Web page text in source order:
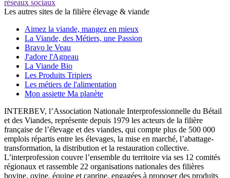
réseaux sociaux
Les autres sites de la filière élevage & viande
Aimez la viande, mangez en mieux
La Viande, des Métiers, une Passion
Bravo le Veau
J'adore l'Agneau
La Viande Bio
Les Produits Tripiers
Les métiers de l'alimentation
Mon assiette Ma planète
INTERBEV, l’Association Nationale Interprofessionnelle du Bétail
et des Viandes, représente depuis 1979 les acteurs de la filière
française de l’élevage et des viandes, qui compte plus de 500 000
emplois répartis entre les élevages, la mise en marché, l’abattage-
transformation, la distribution et la restauration collective.
L’interprofession couvre l’ensemble du territoire via ses 12 comités
régionaux et rassemble 22 organisations nationales des filières
bovine, ovine, équine et caprine, engagées à proposer des produits